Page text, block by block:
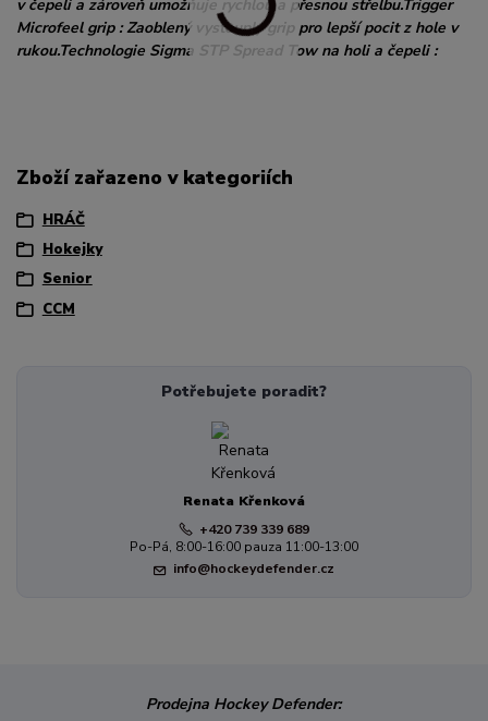
v čepeli a zároveň umožňuje rychlou a přesnou střelbu.Trigger
Microfeel grip : Zaoblený vystouplý grip pro lepší pocit z hole v
rukou.Technologie Sigma STP Spread Tow na holi a čepeli :
Zboží zařazeno v kategoriích
HRÁČ
Hokejky
Senior
CCM
Potřebujete poradit?
Renata Křenková
+420 739 339 689
Po-Pá, 8:00-16:00 pauza 11:00-13:00
info@hockeydefender.cz
Prodejna Hockey Defender: